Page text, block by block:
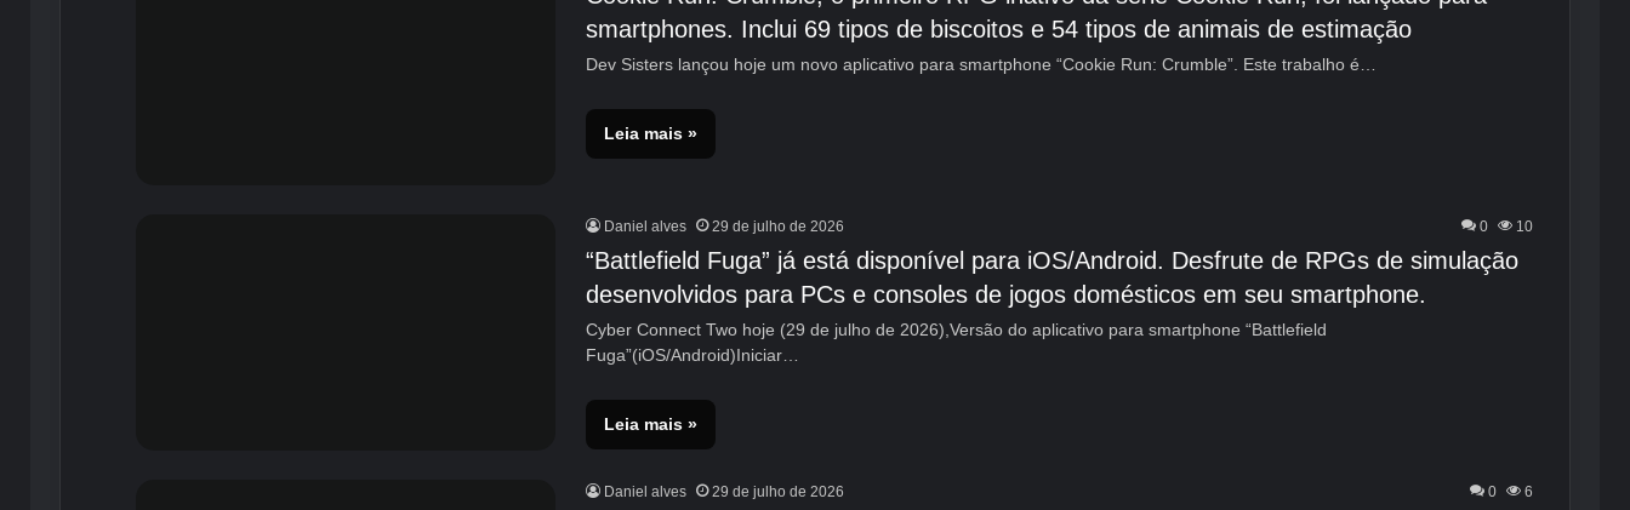
smartphones. Inclui 69 tipos de biscoitos e 54 tipos de animais de estimação
Dev Sisters lançou hoje um novo aplicativo para smartphone “Cookie Run: Crumble”. Este trabalho é…
Leia mais »
Daniel alves 29 de julho de 2026 0 10
“Battlefield Fuga” já está disponível para iOS/Android. Desfrute de RPGs de simulação
desenvolvidos para PCs e consoles de jogos domésticos em seu smartphone.
Cyber ​​​​Connect Two hoje (29 de julho de 2026),Versão do aplicativo para smartphone “Battlefield
Fuga”(iOS/Android)Iniciar…
Leia mais »
Daniel alves 29 de julho de 2026 0 6